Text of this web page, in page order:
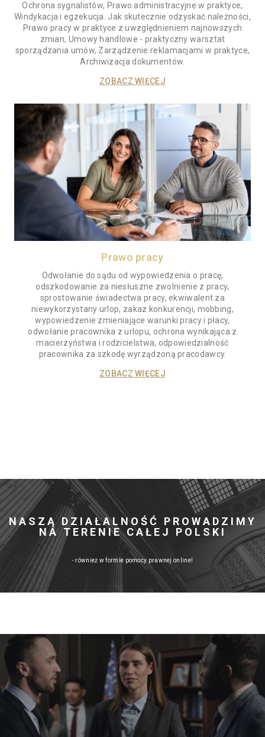
Ochrona sygnalistów, Prawo administracyjne w praktyce,
Windykacja i egzekucja. Jak skutecznie odzyskać należności,
Prawo pracy w praktyce z uwzględnieniem najnowszych
zmian, Umowy handlowe - praktyczny warsztat
sporządzania umów, Zarządzenie reklamacjami w praktyce,
Archiwizacja dokumentów.
ZOBACZ WIĘCEJ
Prawo pracy
Odwołanie do sądu od wypowiedzenia o pracę,
odszkodowanie za niesłuszne zwolnienie z pracy,
sprostowanie świadectwa pracy, ekwiwalent za
niewykorzystany urlop, zakaz konkurencji, mobbing,
wypowiedzenie zmieniające warunki pracy i płacy,
odwołanie pracownika z urlopu, ochrona wynikająca z
macierzyństwa i rodzicielstwa, odpowiedzialność
pracownika za szkodę wyrządzoną pracodawcy.
ZOBACZ WIĘCEJ
- również w formie pomocy prawnej online!
NASZĄ DZIAŁALNOŚĆ PROWADZIMY
NA TERENIE CAŁEJ POLSKI